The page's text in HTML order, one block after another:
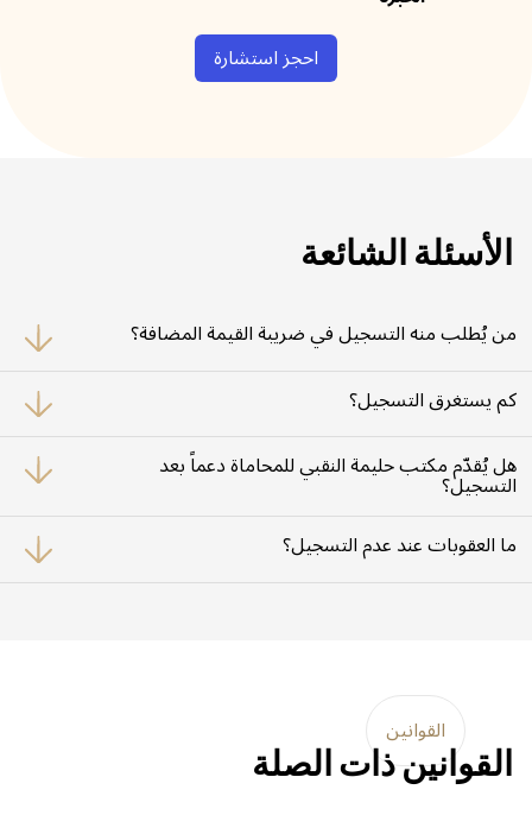
احجز استشارة
الأسئلة الشائعة
من يُطلب منه التسجيل في ضريبة القيمة المضافة؟
كل شركة يزيد إجمالي توريداتها السنوية عن 375,000 درهم إماراتي يجب أن تسجّل
لدى الهيئة الاتحادية للضرائب.
كم يستغرق التسجيل؟
عادةً ما تتراوح مدة إنجاز التسجيل بين 20 إلى 30 يوم عمل، حسب استكمال
المستندات المطلوبة.
هل يُقدّم مكتب حليمة النقبي للمحاماة دعماً بعد
التسجيل؟
نعم، نقدّم دعماً قانونياً وضريبياً متواصلاً لضمان التزامك بمواعيد تقديم الإقرارات
وتطبيق القانون بدقة.
ما العقوبات عند عدم التسجيل؟
تفرض الهيئة غرامات مالية على الشركات التي تتأخر في التسجيل أو تقدم بيانات
القوانين
القوانين ذات الصلة